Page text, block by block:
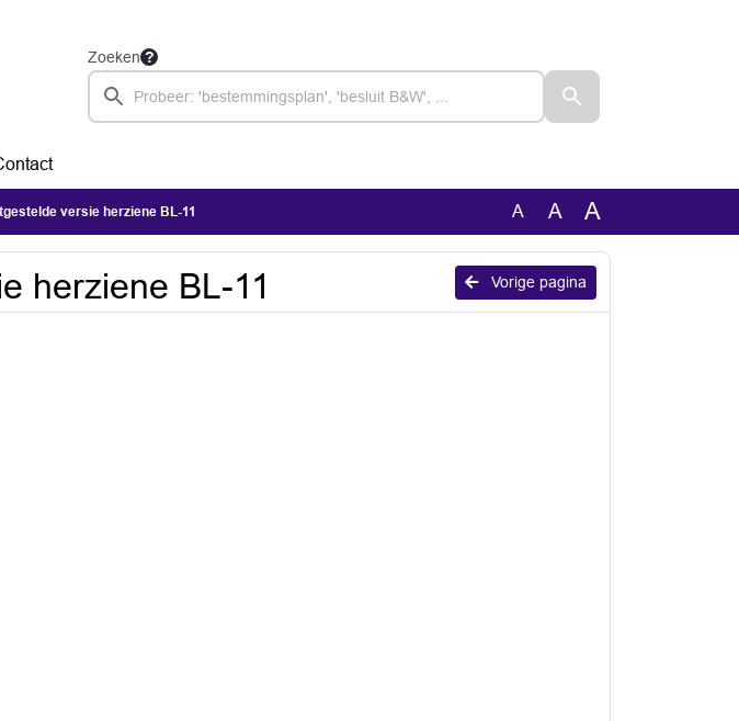
Zoeken
versie herziene BL-11 A A A
Vorige pagina
herziene BL-11